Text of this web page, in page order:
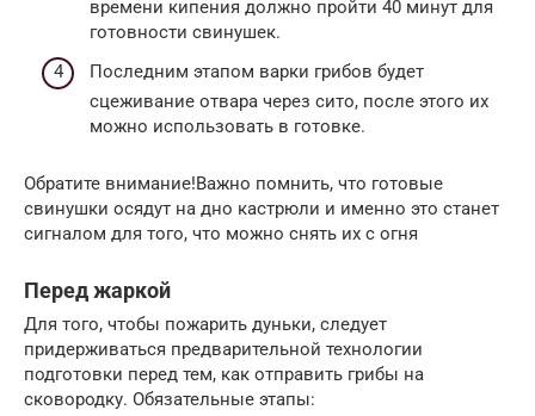
времени кипения должно пройти 40 минут для
готовности свинушек.
Последним этапом варки грибов будет
сцеживание отвара через сито, после этого их
можно использовать в готовке.
Обратите внимание!Важно помнить, что готовые
свинушки осядут на дно кастрюли и именно это станет
сигналом для того, что можно снять их с огня
Перед жаркой
Для того, чтобы пожарить дуньки, следует
придерживаться предварительной технологии
подготовки перед тем, как отправить грибы на
сковородку. Обязательные этапы: